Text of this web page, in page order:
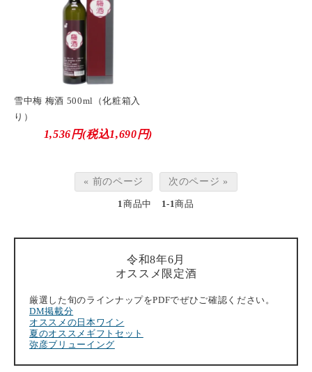
雪中梅 梅酒 500ml（化粧箱入
り）
1,536円(税込1,690円)
« 前のページ 次のページ »
1商品中 1-1商品
令和8年6月
オススメ限定酒
厳選した旬のラインナップをPDFでぜひご確認ください。
DM掲載分
オススメの日本ワイン
夏のオススメギフトセット
弥彦ブリューイング